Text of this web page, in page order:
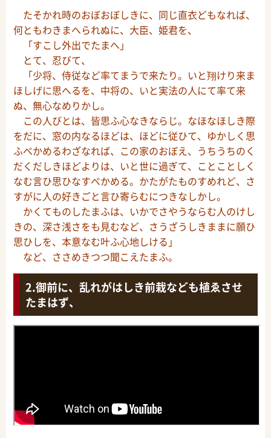
たそかれ時のおぼおぼしきに、同じ直衣どもなれば、
何ともわきまへられぬに、大臣、姫君を、
「すこし外出でたまへ」
とて、忍びて、
「少将、侍従など率てまうで来たり。いと翔けり来ま
ほしげに思へるを、中将の、いと実法の人にて率て来
ぬ、無心なめりかし。
この人びとは、皆思ふ心なきならじ。なほなほしき際
をだに、窓の内なるほどは、ほどに従ひて、ゆかしく思
ふべかめるわざなれば、この家のおぼえ、うちうちのく
だくだしきほどよりは、いと世に過ぎて、ことことしく
なむ言ひ思ひなすべかめる。かたがたものすめれど、さ
すがに人の好きごと言ひ寄らむにつきなしかし。
かくてものしたまふは、いかでさやうならむ人のけし
きの、深さ浅さをも見むなど、さうざうしきままに願ひ
思ひしを、本意なむ叶ふ心地しける」
など、ささめきつつ聞こえたまふ。
御前に、乱れがはしき前栽なども植ゑさせ
たまはず、